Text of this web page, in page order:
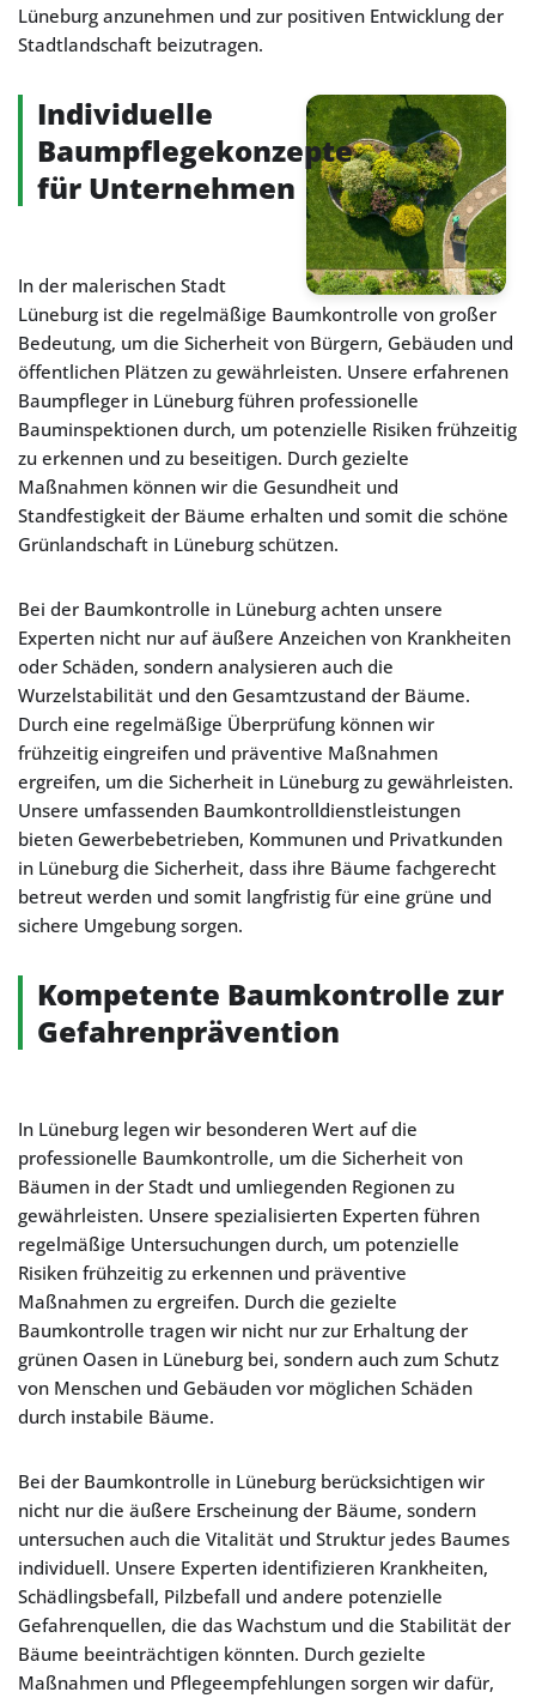
Lüneburg anzunehmen und zur positiven Entwicklung der
Stadtlandschaft beizutragen.
Individuelle
Baumpflegekonzepte
für Unternehmen
In der malerischen Stadt
Lüneburg ist die regelmäßige Baumkontrolle von großer
Bedeutung, um die Sicherheit von Bürgern, Gebäuden und
öffentlichen Plätzen zu gewährleisten. Unsere erfahrenen
Baumpfleger in Lüneburg führen professionelle
Bauminspektionen durch, um potenzielle Risiken frühzeitig
zu erkennen und zu beseitigen. Durch gezielte
Maßnahmen können wir die Gesundheit und
Standfestigkeit der Bäume erhalten und somit die schöne
Grünlandschaft in Lüneburg schützen.
Bei der Baumkontrolle in Lüneburg achten unsere
Experten nicht nur auf äußere Anzeichen von Krankheiten
oder Schäden, sondern analysieren auch die
Wurzelstabilität und den Gesamtzustand der Bäume.
Durch eine regelmäßige Überprüfung können wir
frühzeitig eingreifen und präventive Maßnahmen
ergreifen, um die Sicherheit in Lüneburg zu gewährleisten.
Unsere umfassenden Baumkontrolldienstleistungen
bieten Gewerbebetrieben, Kommunen und Privatkunden
in Lüneburg die Sicherheit, dass ihre Bäume fachgerecht
betreut werden und somit langfristig für eine grüne und
sichere Umgebung sorgen.
Kompetente Baumkontrolle zur
Gefahrenprävention
In Lüneburg legen wir besonderen Wert auf die
professionelle Baumkontrolle, um die Sicherheit von
Bäumen in der Stadt und umliegenden Regionen zu
gewährleisten. Unsere spezialisierten Experten führen
regelmäßige Untersuchungen durch, um potenzielle
Risiken frühzeitig zu erkennen und präventive
Maßnahmen zu ergreifen. Durch die gezielte
Baumkontrolle tragen wir nicht nur zur Erhaltung der
grünen Oasen in Lüneburg bei, sondern auch zum Schutz
von Menschen und Gebäuden vor möglichen Schäden
durch instabile Bäume.
Bei der Baumkontrolle in Lüneburg berücksichtigen wir
nicht nur die äußere Erscheinung der Bäume, sondern
untersuchen auch die Vitalität und Struktur jedes Baumes
individuell. Unsere Experten identifizieren Krankheiten,
Schädlingsbefall, Pilzbefall und andere potenzielle
Gefahrenquellen, die das Wachstum und die Stabilität der
Bäume beeinträchtigen könnten. Durch gezielte
Maßnahmen und Pflegeempfehlungen sorgen wir dafür,